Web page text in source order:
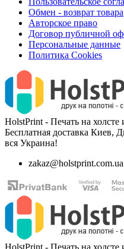
Обмен - возврат товара
Авторское право
Договор публичной
Персональные данные
Политика Cookies
HolstPrint - Печать на холсте
Бесплатная доставка Киев,
вся Украина!
zakaz@holstprint.com.ua